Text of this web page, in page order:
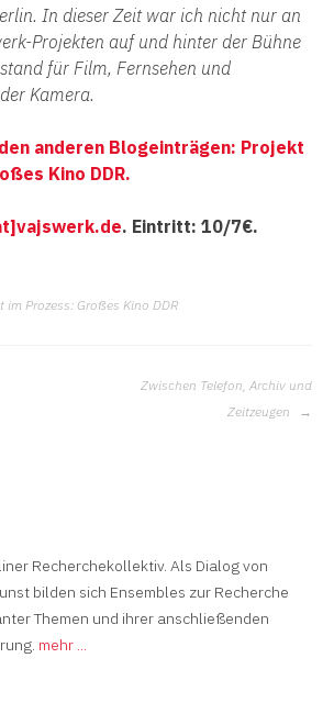
In dieser Zeit war ich nicht nur an
Projekten auf und hinter der Bühne
für Film, Fernsehen und
Kamera.
anderen Blogeinträgen: Projekt
Kino DDR.
. Eintritt: 10/7€.
im Prozess: Großes Kino DDR
Zwischen Telefon, Archiv und
Zeitzeugen
Recherchekollektiv. Als Dialog von
bilden sich Ensembles zur Recherche
Themen und ihrer anschließenden
mehr ...